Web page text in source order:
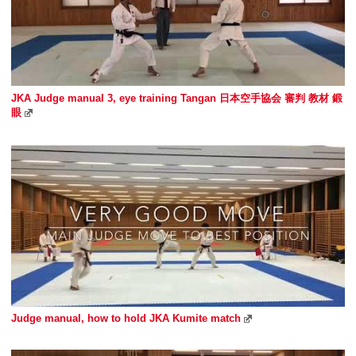
JKA Judge manual 3, eye training Tangan 日本空手協会 審判 教材 鍛
眼
Judge manual, how to hold JKA Kumite match